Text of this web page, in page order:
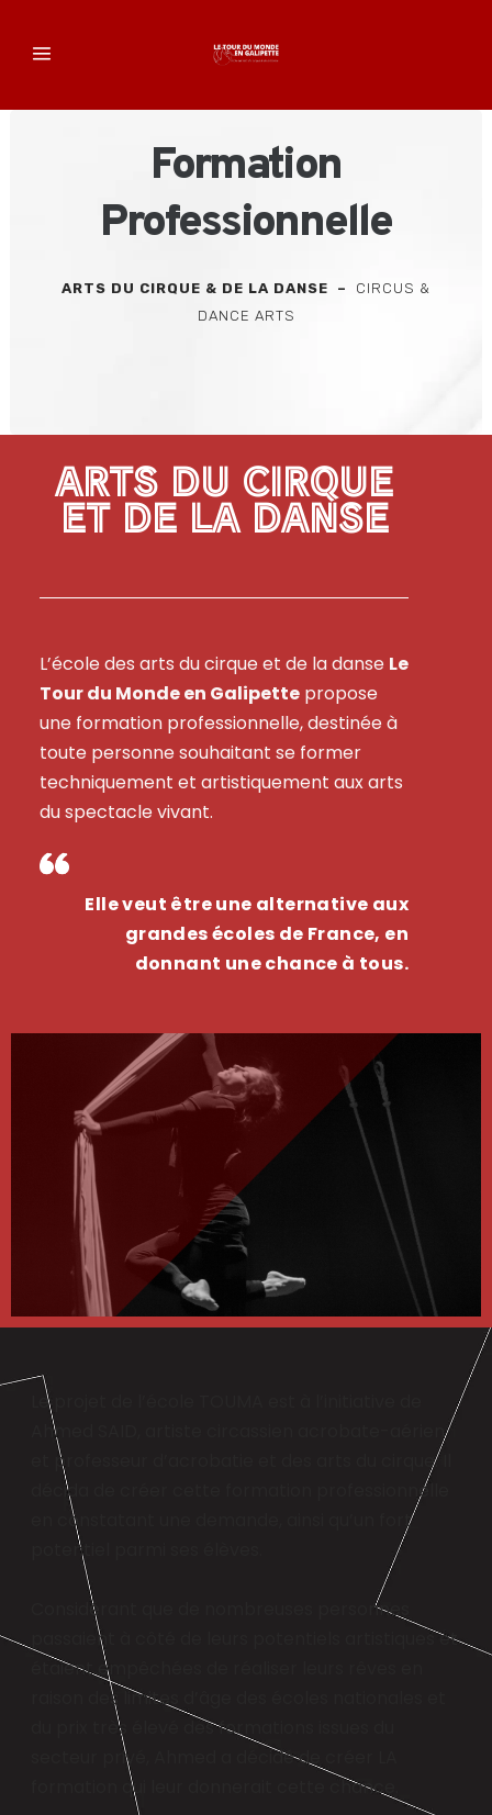
Formation
Professionnelle
ARTS DU CIRQUE & DE LA DANSE –
CIRCUS &
DANCE ARTS
ARTS DU CIRQUE
ET DE LA DANSE
L’école des arts du cirque et de la danse Le
Tour du Monde en Galipette propose
une formation professionnelle, destinée à
toute personne souhaitant se former
techniquement et artistiquement aux arts
du spectacle vivant.
Elle veut être une alternative aux
grandes écoles de France, en
donnant une chance à tous.
Le projet de l’école TOUMA est à l’initiative de
Ahmed SAID, artiste circassien acrobate-aérien
et professeur d’acrobatie et des arts du cirque. Il
décida de créer cette formation professionnelle
en constatant une demande, ainsi qu’un fort
potentiel parmi ses élèves.
Considérant que de nombreuses personnes
passaient à côté de leurs potentiels artistiques et
étaient empêchées de réaliser leurs rêves en
raison des limites d’âge des écoles nationales et
du prix très élevé des formations issues du
secteur privé, Ahmed a décidé de créer LA
formation qui leur donnerait cette chance.